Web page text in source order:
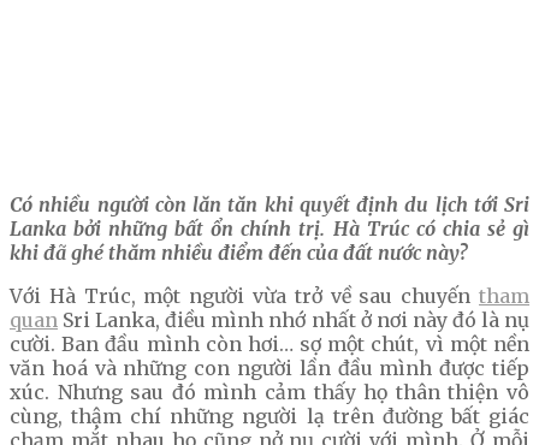
Có nhiều người còn lăn tăn khi quyết định du lịch tới Sri
Lanka bởi những bất ổn chính trị. Hà Trúc có chia sẻ gì
khi đã ghé thăm nhiều điểm đến của đất nước này?
Với Hà Trúc, một người vừa trở về sau chuyến tham
quan Sri Lanka, điều mình nhớ nhất ở nơi này đó là nụ
cười. Ban đầu mình còn hơi… sợ một chút, vì một nền
văn hoá và những con người lần đầu mình được tiếp
xúc. Nhưng sau đó mình cảm thấy họ thân thiện vô
cùng, thậm chí những người lạ trên đường bất giác